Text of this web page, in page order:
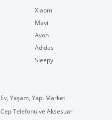
Xiaomi
Mavi
Avon
Adidas
Sleepy
Ev, Yaşam, Yapı Market
Cep Telefonu ve Aksesuar